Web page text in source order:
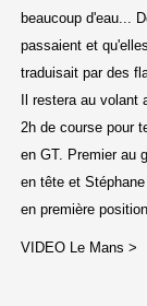
beaucoup d'eau...
passaient et
traduisait par des
Il restera au volant
2h de course pour
en GT. Premier au
en tête et
en première
VIDEO Le Mans >